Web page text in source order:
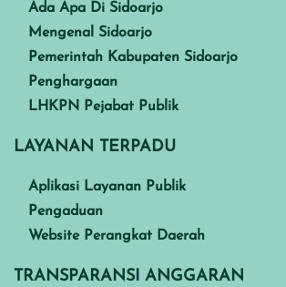
Ada Apa Di Sidoarjo
Mengenal Sidoarjo
Pemerintah Kabupaten Sidoarjo
Penghargaan
LHKPN Pejabat Publik
LAYANAN TERPADU
Aplikasi Layanan Publik
Pengaduan
Website Perangkat Daerah
TRANSPARANSI ANGGARAN